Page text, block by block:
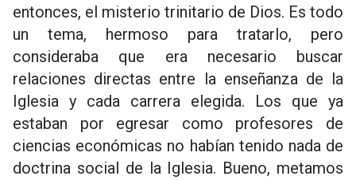
entonces, el misterio trinitario de Dios. Es todo
un tema, hermoso para tratarlo, pero
consideraba que era necesario buscar
relaciones directas entre la enseñanza de la
Iglesia y cada carrera elegida. Los que ya
estaban por egresar como profesores de
ciencias económicas no habían tenido nada de
doctrina social de la Iglesia. Bueno, metamos